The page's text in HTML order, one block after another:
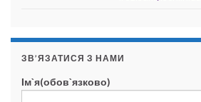
ЗВ’ЯЗАТИСЯ З НАМИ
Ім`я(обов`язково)